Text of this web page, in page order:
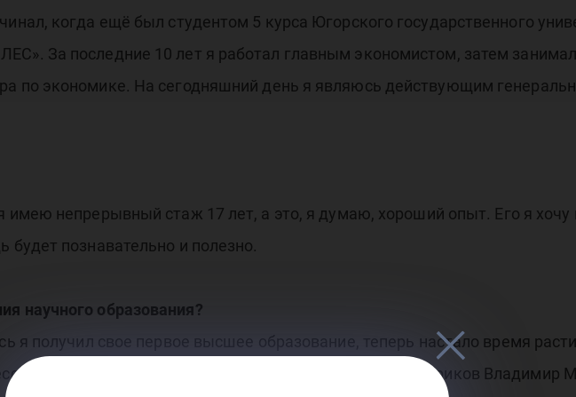
когда ещё был студентом 5 курса Югорского государственного
За последние 10 лет я работал главным экономистом, затем
по экономике. На сегодняшний день я являюсь действующим
имею непрерывный стаж 17 лет, а это, я думаю, хороший опыт. Его я хочу
познавательно и полезно.
научного образования?
я получил свое первое высшее образование, теперь настало время
профессор Высшей школы цифровой экономики Куриков Владимир